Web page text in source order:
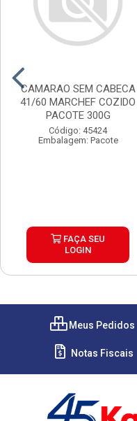
CAMARAO SEM CABECA
41/60 MARCHEF COZIDO
PACOTE 300G
Código: 45424
Embalagem: Pacote
FAÇA SEU
LOGIN
Meus Pedidos
Notas Fiscais